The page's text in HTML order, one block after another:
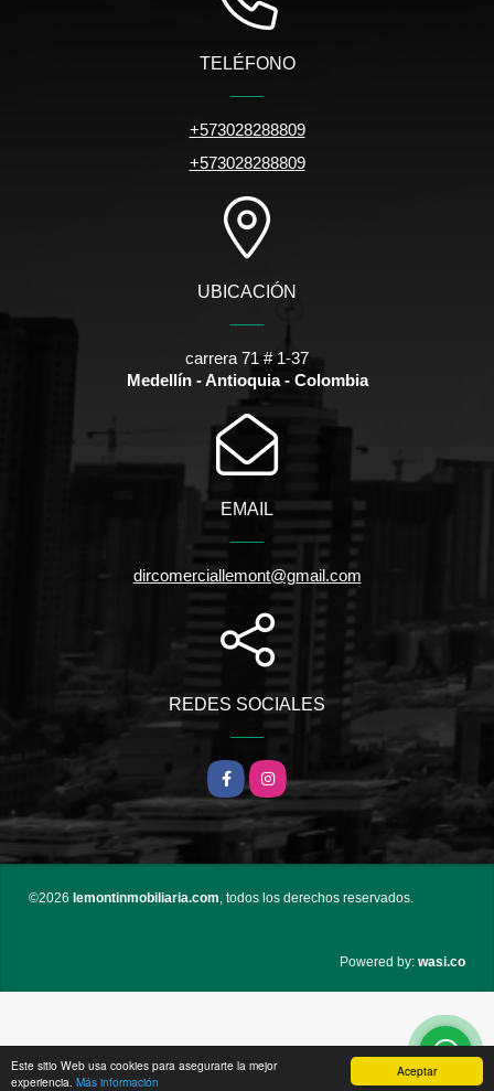
Aceptar
Este sitio Web usa cookies para asegurarte la mejor
experiencia. Más información
TELÉFONO
+573028288809
+573028288809
UBICACIÓN
carrera 71 # 1-37
Medellín - Antioquia - Colombia
EMAIL
dircomerciallemont@gmail.com
REDES SOCIALES
Facebook
Instagram
©2026 lemontinmobiliaria.com, todos los derechos reservados.
Powered by: wasi.co